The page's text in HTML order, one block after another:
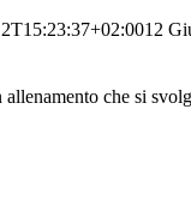
12
che si